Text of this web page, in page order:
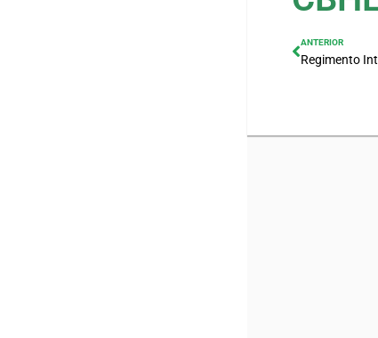
ANTERIOR
Regimento